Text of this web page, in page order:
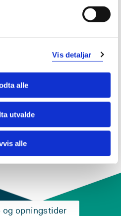
Vis detaljar
alle
utvalde
alle
og rørsle
og rørsle
opningstider